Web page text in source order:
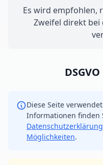
Es wird empfohlen,
Zweifel direkt bei
Diese Seite
Informationen finden
Datenschutzerklärung
Möglichkeiten.